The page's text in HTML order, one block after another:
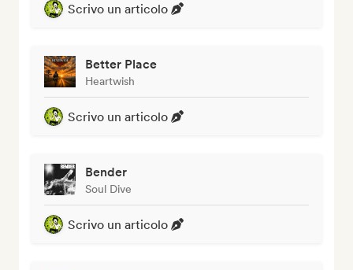
Scrivo un articolo
Better Place
Heartwish
Scrivo un articolo
Bender
Soul Dive
Scrivo un articolo